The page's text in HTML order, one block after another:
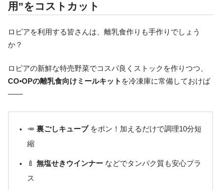
用”をコストカット
ロピアを利用する皆さんは、離乳食作りも手作りでしょう
か？
ロピアの新鮮な特売野菜でコスパ良くストックを作りつつ、
CO•OPの離乳食向けミールキット を冷凍庫に常備しておけば
――
🥕 裏ごしキューブをポン！加えるだけで調理10分短
縮
🍼 無塩せきウインナーなどでタンパク質も安心プラ
ス